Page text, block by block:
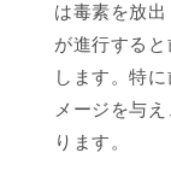
は毒素を放
が進行する
します。特
メージを与
ります。